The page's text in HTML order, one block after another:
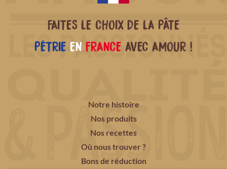
FAITES LE CHOIX DE LA PÂTE
PÉTRIE EN FRANCE AVEC AMOUR !
Notre histoire
Nos produits
Nos recettes
Où nous trouver ?
Bons de réduction